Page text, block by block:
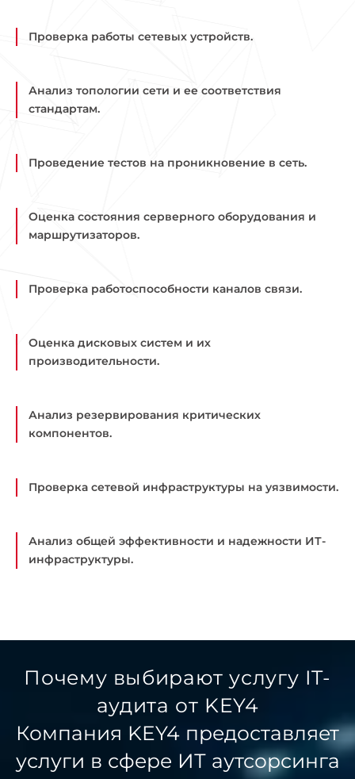
Проверка работы сетевых устройств.
Анализ топологии сети и ее соответствия
стандартам.
Проведение тестов на проникновение в сеть.
Оценка состояния серверного оборудования и
маршрутизаторов.
Проверка работоспособности каналов связи.
Оценка дисковых систем и их
производительности.
Анализ резервирования критических
компонентов.
Проверка сетевой инфраструктуры на уязвимости.
Анализ общей эффективности и надежности ИТ-
инфраструктуры.
Почему выбирают услугу IT-
аудита от KEY4
Компания KEY4 предоставляет
услуги в сфере ИТ аутсорсинга